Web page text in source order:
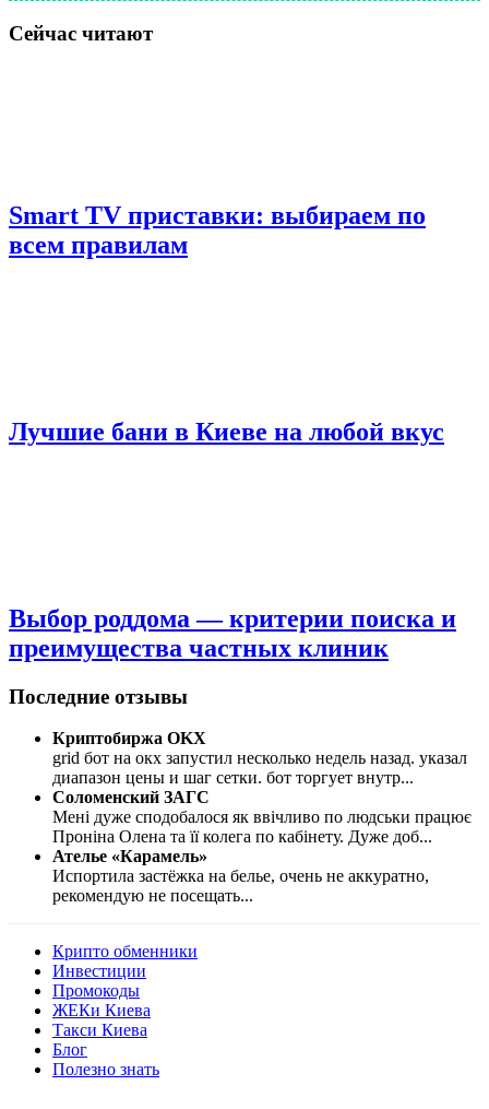
Сейчас читают
Smart TV приставки: выбираем по
всем правилам
Лучшие бани в Киеве на любой вкус
Выбор роддома — критерии поиска и
преимущества частных клиник
Последние отзывы
Криптобиржа OKX
grid бот на окх запустил несколько недель назад. указал
диапазон цены и шаг сетки. бот торгует внутр...
Соломенский ЗАГС
Мені дуже сподобалося як ввічливо по людськи працює
Проніна Олена та її колега по кабінету. Дуже доб...
Ателье «Карамель»
Испортила застёжка на белье, очень не аккуратно,
рекомендую не посещать...
Крипто обменники
Инвестиции
Промокоды
ЖЕКи Киева
Такси Киева
Блог
Полезно знать